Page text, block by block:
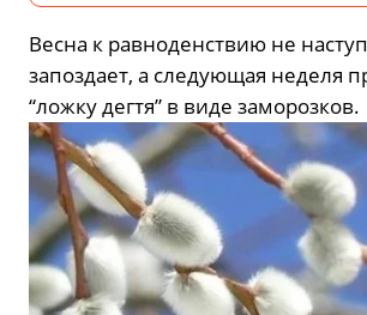
Весна к равноденствию не
запоздает, а следующая неделя
“ложку дегтя” в виде заморозков.